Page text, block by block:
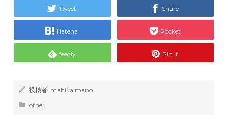
Tweet Share
Hatena Pocket
feedly Pin it
投稿者: mahika mano
other